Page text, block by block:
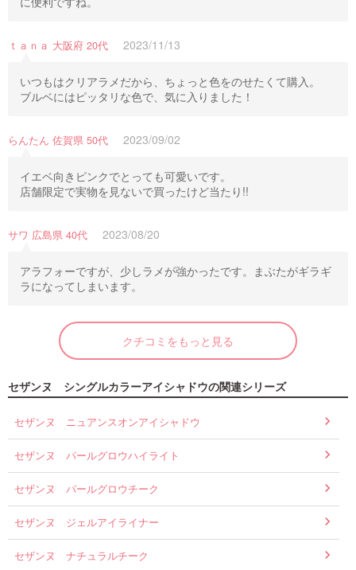
ｔａｎａ 大阪府 20代 2023/11/13
いつもはクリアラメだから、ちょっと色をのせたくて購入。
ブルベにはピッタリな色で、気に入りました！
らんたん 佐賀県 50代 2023/09/02
イエベ向きピンクでとっても可愛いです。
店舗限定で実物を見ないで買ったけど当たり!!
サワ 広島県 40代 2023/08/20
アラフォーですが、少しラメが強かったです。まぶたがギラギ
ラになってしまいます。
クチコミをもっと見る
セザンヌ シングルカラーアイシャドウの関連シリーズ
セザンヌ ニュアンスオンアイシャドウ
セザンヌ パールグロウハイライト
セザンヌ パールグロウチーク
セザンヌ ジェルアイライナー
セザンヌ ナチュラルチーク